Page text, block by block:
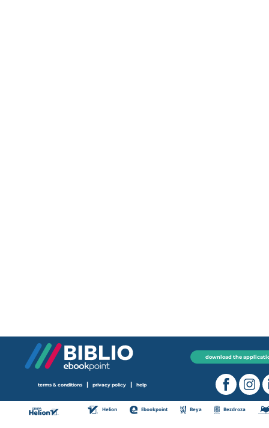
download the
terms & conditions | privacy policy | help
Helion Ebookpoint Beya Bezdroza